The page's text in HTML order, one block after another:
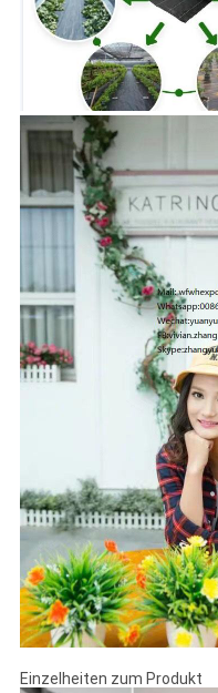
Einzelheiten zum Produkt